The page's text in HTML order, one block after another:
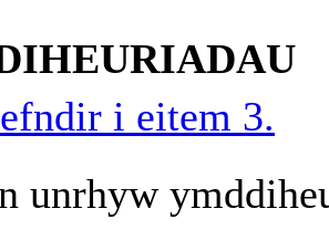
i eitem 3.
unrhyw